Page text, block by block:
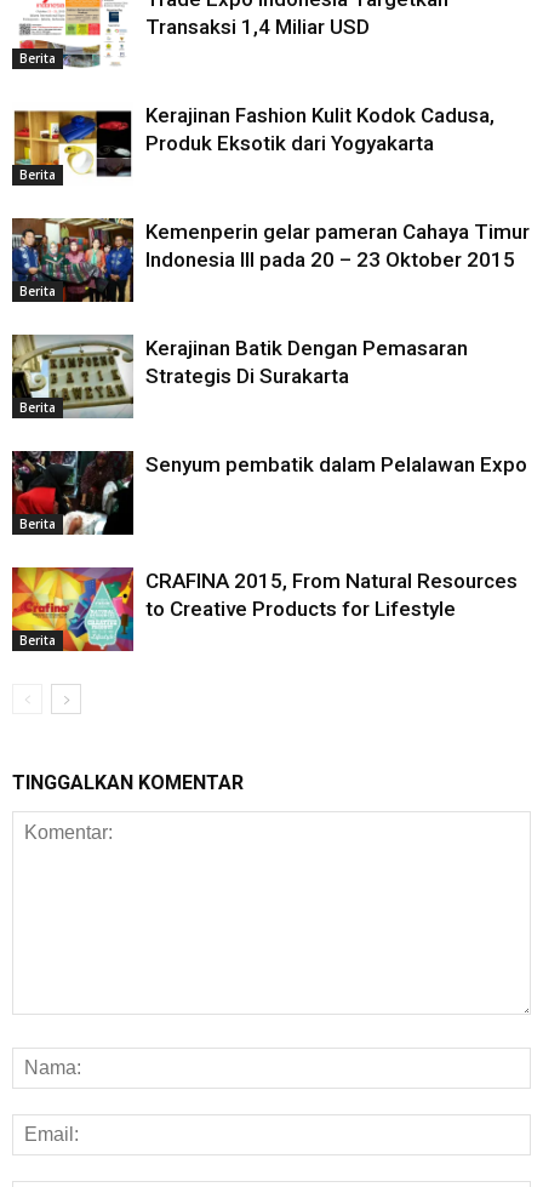
Berita
Transaksi 1,4 Miliar USD
Berita
Kerajinan Fashion Kulit Kodok Cadusa,
Produk Eksotik dari Yogyakarta
Berita
Kemenperin gelar pameran Cahaya Timur
Indonesia III pada 20 – 23 Oktober 2015
Berita
Kerajinan Batik Dengan Pemasaran
Strategis Di Surakarta
Berita
Senyum pembatik dalam Pelalawan Expo
Berita
CRAFINA 2015, From Natural Resources
to Creative Products for Lifestyle
TINGGALKAN KOMENTAR